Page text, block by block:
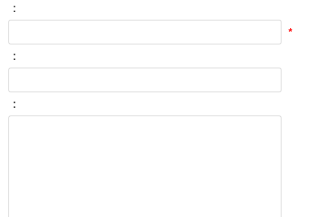
：
*
：
：